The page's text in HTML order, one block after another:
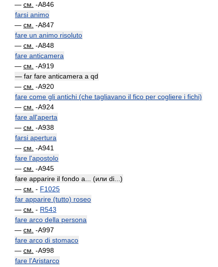
— см. -A846
farsi animo
— см. -A847
fare un animo risoluto
— см. -A848
fare anticamera
— см. -A919
— far fare anticamera a qd
— см. -A920
fare come gli antichi (che tagliavano il fico per cogliere i fichi)
— см. -A924
fare all'aperta
— см. -A938
farsi apertura
— см. -A941
fare l'apostolo
— см. -A945
fare apparire il fondo a... (или di...)
— см. - F1025
far apparire (tutto) roseo
— см. - R543
fare arco della persona
— см. -A997
fare arco di stomaco
— см. -A998
fare l'Aristarco